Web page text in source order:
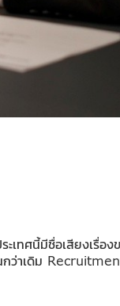
เทศนี้มีชื่อเสียงเรื่อ
กว่าเดิม